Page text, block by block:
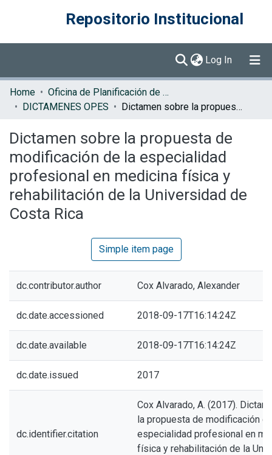
Repositorio Institucional
Log In (current)
Communities & Collections
Browse DSpace
Statistics
Home
Oficina de Planificación de la Educación Superior (OPES)
DICTAMENES OPES
Dictamen sobre la propuesta de modificación de la especialidad profesional en medicina física y rehabilitación de la Universidad de Costa Rica
Dictamen sobre la propuesta de
modificación de la especialidad
profesional en medicina física y
rehabilitación de la Universidad de
Costa Rica
Simple item page
dc.contributor.author Cox Alvarado, Alexander
dc.date.accessioned 2018-09-17T16:14:24Z
dc.date.available 2018-09-17T16:14:24Z
dc.date.issued 2017
dc.identifier.citation
Cox Alvarado, A. (2017).
la propuesta de modificación
especialidad profesional en
física y rehabilitación de la